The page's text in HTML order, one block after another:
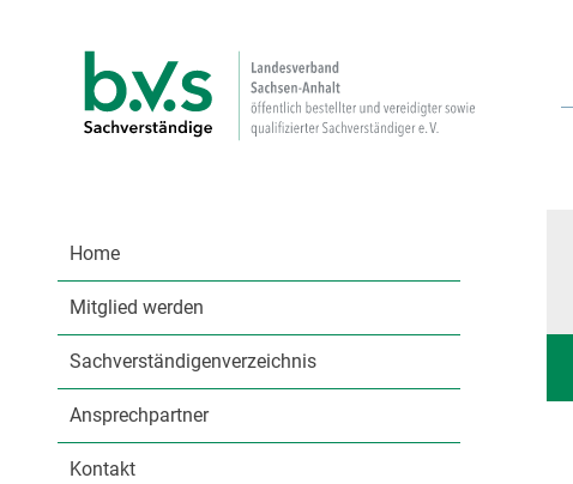
Home
Mitglied werden
Sachverständigenverzeichnis
Ansprechpartner
Kontakt